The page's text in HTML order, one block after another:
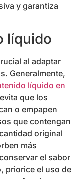
y garantiza
líquido
al adaptar
Generalmente,
líquido en
que los
o empapen
que contengan
original
más
el sabor
priorice el uso de